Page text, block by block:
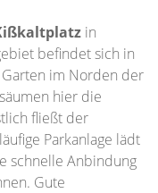
in
befindet sich in
im Norden der
hier die
fließt der
Parkanlage lädt
schnelle Anbindung
Gute